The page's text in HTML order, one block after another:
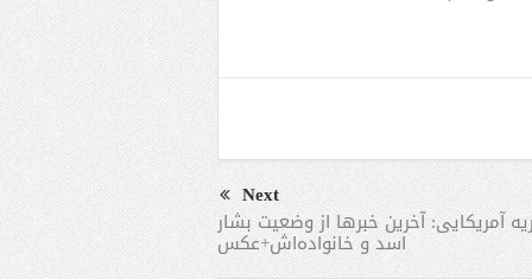
Next
آمریکایی: آخرین خبرها از وضعیت بشار
اسد و خانواده‌اش+عکس